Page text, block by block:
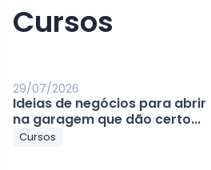
Cursos
29/07/2026
Ideias de negócios para abrir
na garagem que dão certo...
Cursos